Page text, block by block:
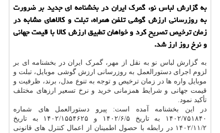
به گزارش لباس نو، گمرک ایران در بخشنامه ای جدید بر ضرورت
به روزرسانی ارزش گوشی تلفن همراه، تبلت و کالاهای مشابه در
زمان ترخیص تصریح کرد و خواهان تطبیق ارزش کالا با قیمت جهانی
و نرخ روز ارز شد.
به گزارش لباس نو به نقل از مهر، گمرک ایران در بخشنامه ای بر
لزوم اجرای دستورالعمل به روزرسانی ارزش گوشی موبایل، تبلت و
موبایل واره ها در زمان ترخیص و توجه به تنوع مدل، برند، ظرفیت و
قیمت جهانی و شرایط همزمانی خرید و نرخ تسعیر ارزهای مختلف
تأکید نمود.
در این بخشنامه آمده است: پیرو دستورالعمل های شماره
۱۴۰۲/۷۵۱۸۴۰ به تاریخ ۱۴۰۲/۶/۵ و ۱۴۰۲/۱۵۵۴۶۲۵ به تاریخ
۱۴۰۲/۱۱/۲ در رابطه با حصول اطمینان از اعمال کنترل های قانونی